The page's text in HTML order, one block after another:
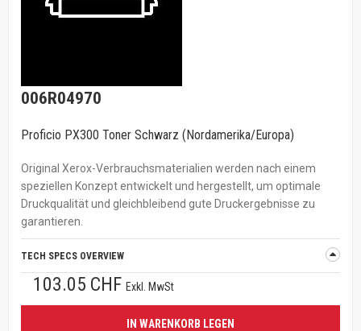
006R04970
Proficio PX300 Toner Schwarz (Nordamerika/Europa)
Original Xerox-Verbrauchsmaterialien werden nach einem
speziellen Konzept entwickelt und hergestellt, um optimale
Druckqualität und gleichbleibend gute Druckergebnisse zu
garantieren.
TECH SPECS OVERVIEW
103.05 CHF Exkl. MwSt
IN WARENKORB LEGEN